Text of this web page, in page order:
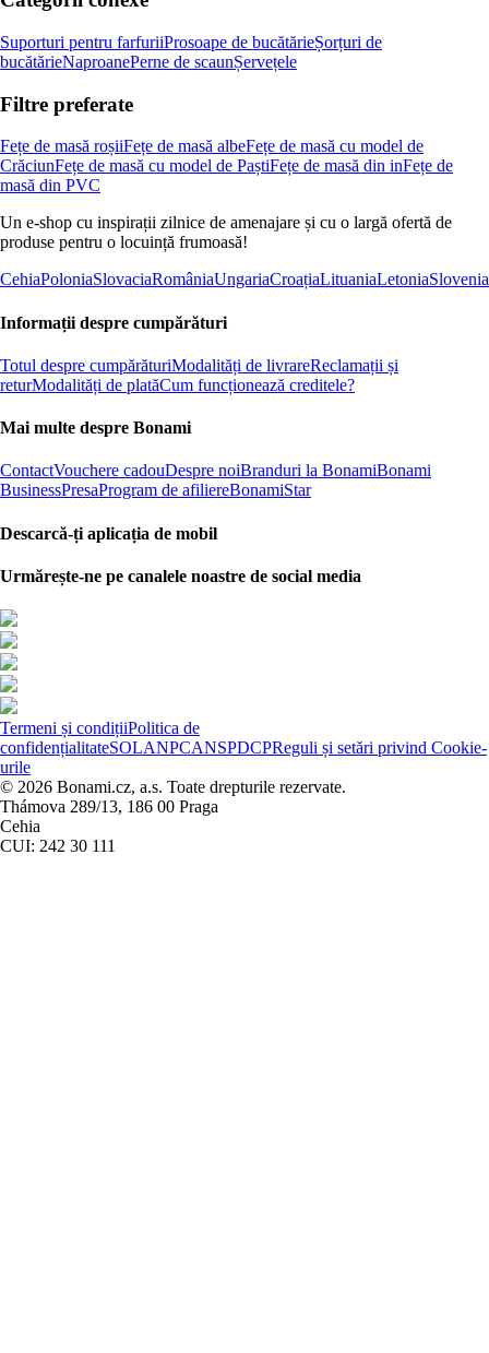
Suporturi pentru farfuriiProsoape de bucătărieȘorțuri de
bucătărieNaproanePerne de scaunȘervețele
Filtre preferate
Fețe de masă roșiiFețe de masă albeFețe de masă cu model de
CrăciunFețe de masă cu model de PaștiFețe de masă din inFețe de
masă din PVC
Un e-shop cu inspirații zilnice de amenajare și cu o largă ofertă de
produse pentru o locuință frumoasă!
CehiaPoloniaSlovaciaRomâniaUngariaCroațiaLituaniaLetoniaSlovenia
Informații despre cumpărături
Totul despre cumpărăturiModalități de livrareReclamații și
returModalități de platăCum funcționează creditele?
Mai multe despre Bonami
ContactVouchere cadouDespre noiBranduri la BonamiBonami
BusinessPresaProgram de afiliereBonamiStar
Descarcă-ți aplicația de mobil
Urmărește-ne pe canalele noastre de social media
Termeni și condițiiPolitica de
confidențialitateSOLANPCANSPDCPReguli și setări privind Cookie-
urile
© 2026 Bonami.cz, a.s. Toate drepturile rezervate.
Thámova 289/13, 186 00 Praga
Cehia
CUI: 242 30 111